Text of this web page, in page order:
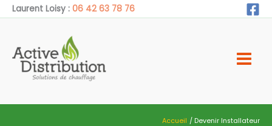
AllerLaurent Loisy : 06 42 63 78 76
Accueil Devenir Installateur